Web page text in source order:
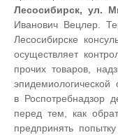
Лесосибирск, ул.
Иванович Вецлер.
Лесосибирске
осуществляет
прочих товаров,
в Роспотребнадзор
перед тем, как
предпринять